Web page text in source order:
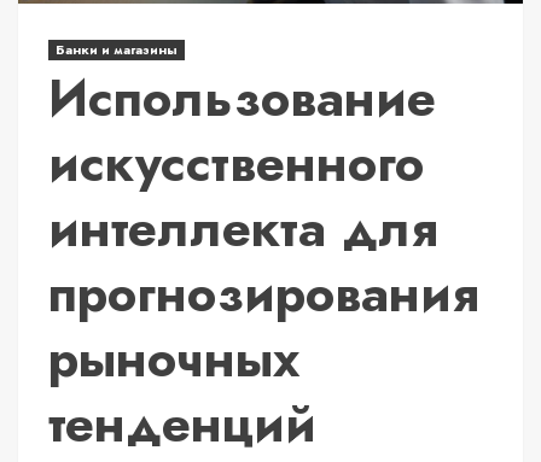
Банки и магазины
Использование
искусственного
интеллекта для
прогнозирования
рыночных
тенденций